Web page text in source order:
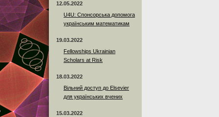
12.05.2022
U4U: Спонсорська допомога
українським математикам
19.03.2022
Fellowships Ukrainian
Scholars at Risk
18.03.2022
Вільний доступ до Elsevier
для українських вчених
15.03.2022